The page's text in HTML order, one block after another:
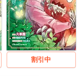
割引中